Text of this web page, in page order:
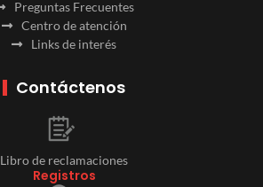
Preguntas Frecuentes
Centro de atención
Links de interés
Contáctenos
Libro de reclamaciones
Registros